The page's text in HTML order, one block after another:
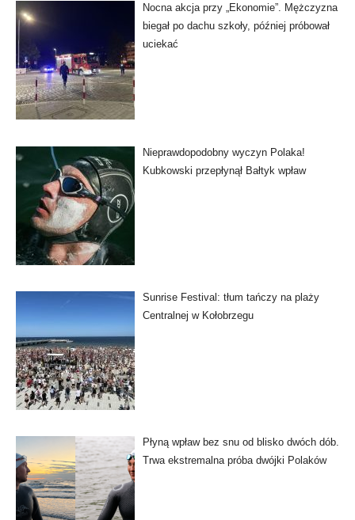
Nocna akcja przy „Ekonomie”. Mężczyzna
biegał po dachu szkoły, później próbował
uciekać
Nieprawdopodobny wyczyn Polaka!
Kubkowski przepłynął Bałtyk wpław
Sunrise Festival: tłum tańczy na plaży
Centralnej w Kołobrzegu
Płyną wpław bez snu od blisko dwóch dób.
Trwa ekstremalna próba dwójki Polaków